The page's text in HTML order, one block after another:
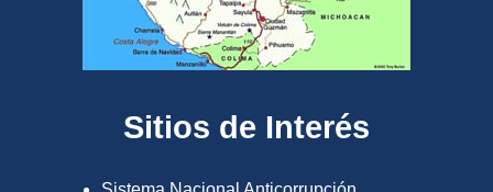
Sitios de Interés